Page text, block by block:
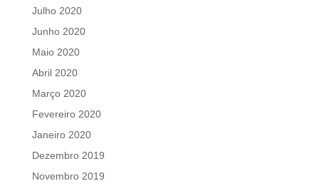
Julho 2020
Junho 2020
Maio 2020
Abril 2020
Março 2020
Fevereiro 2020
Janeiro 2020
Dezembro 2019
Novembro 2019